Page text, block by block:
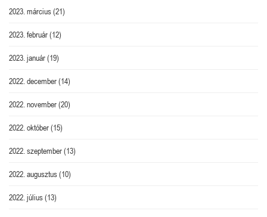
2023. március(21)
2023. február(12)
2023. január(19)
2022. december(14)
2022. november(20)
2022. október(15)
2022. szeptember(13)
2022. augusztus(10)
2022. július(13)